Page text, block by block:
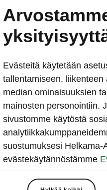
2021-09-
Täyssähköisen ŠKODA
AUTO esittelee vahvasti
ENYAQ COUPÉ iV:n,
iV:n
jopa 535 kilometrin
Evästeitä käytetään
tallentamiseen,
median ominaisuuksien
mainosten personointiin.
sivustomme käytöstä
suostumuksesi Helkama-
evästekäytännöstämme